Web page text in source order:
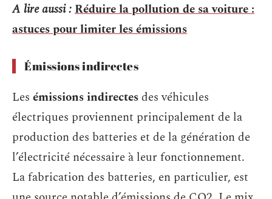
A lire aussi :Réduire la pollution de sa voiture :
astuces pour limiter les émissions
Émissions indirectes
Les émissions indirectesdes véhicules
électriques proviennent principalement de la
production des batteries et de la génération de
l’électricité nécessaire à leur fonctionnement.
La fabrication des batteries, en particulier, est